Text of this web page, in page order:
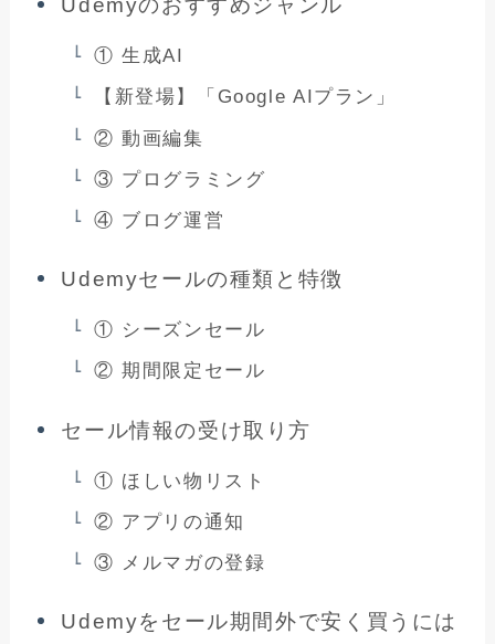
Udemyのおすすめジャンル
① 生成AI
【新登場】「Google AIプラン」
② 動画編集
③ プログラミング
④ ブログ運営
Udemyセールの種類と特徴
① シーズンセール
② 期間限定セール
セール情報の受け取り方
① ほしい物リスト
② アプリの通知
③ メルマガの登録
Udemyをセール期間外で安く買うには